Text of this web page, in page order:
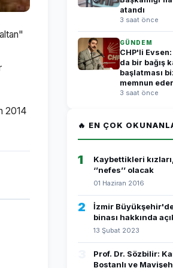
2014
atandı
3 saat önce
GÜNDEM
CHP'li
da bir bağış
başlatması
memnun eder
3 saat önce
🔥 EN ÇOK
1
Kaybettikleri
‘’nefes’’ olacak
01 Haziran 2016
2
İzmir
binası hakkında
13 Şubat 2023
Prof. Dr. Sözbilir:
Bostanlı ve